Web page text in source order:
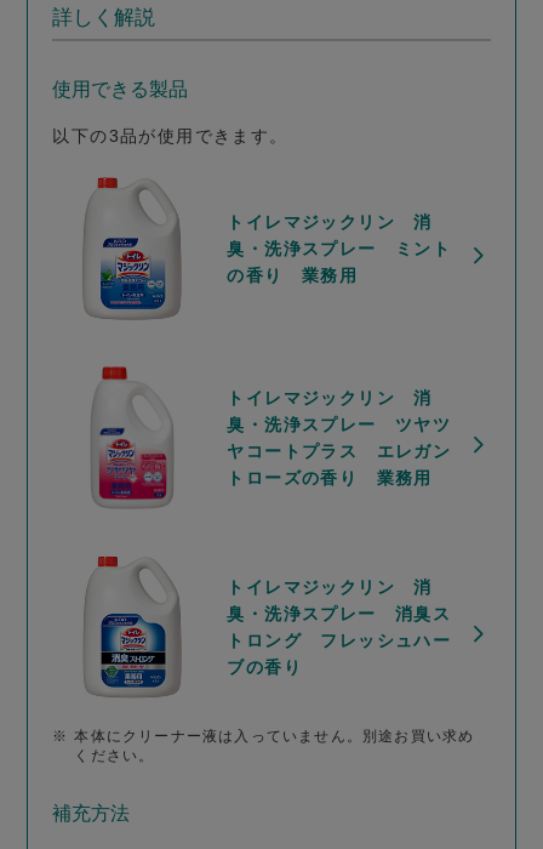
詳しく解説
使用できる製品
以下の3品が使用できます。
トイレマジックリン 消
臭・洗浄スプレー ミント
の香り 業務用
トイレマジックリン 消
臭・洗浄スプレー ツヤツ
ヤコートプラス エレガン
トローズの香り 業務用
トイレマジックリン 消
臭・洗浄スプレー 消臭ス
トロング フレッシュハー
ブの香り
※
本体にクリーナー液は入っていません。別途お買い求め
ください。
補充方法